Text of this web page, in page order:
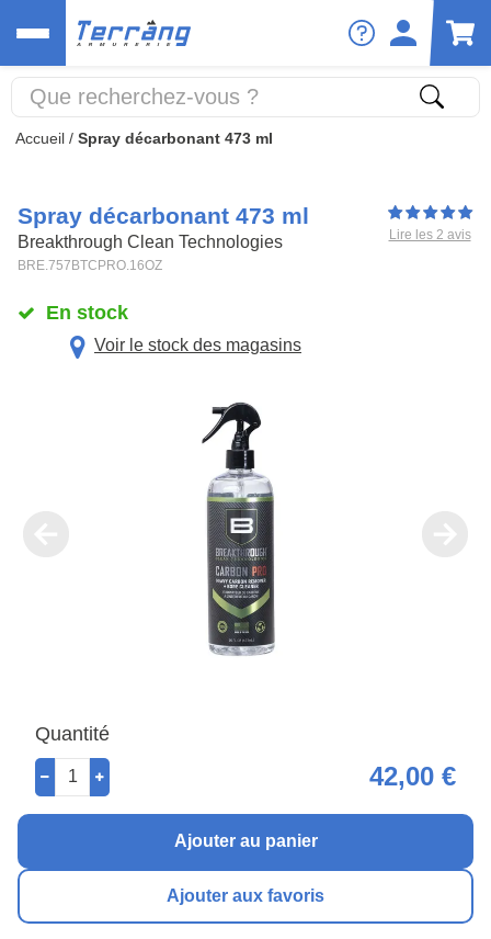
Accueil / Spray décarbonant 473 ml
Spray décarbonant 473 ml
Breakthrough Clean Technologies
BRE.757BTCPRO.16OZ
Lire les 2 avis
En stock
Voir le stock des magasins
Quantité
42,00 €
Ajouter au panier
Ajouter aux favoris